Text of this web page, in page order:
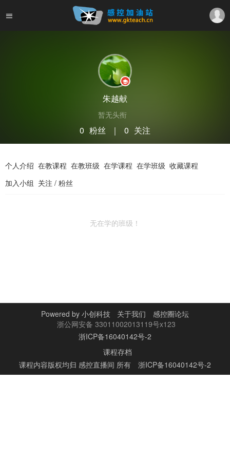
朱越献
暂无头衔
0 粉丝 ｜ 0 关注
个人介绍 在教课程 在教班级 在学课程 在学班级 收藏课程
加入小组 关注 / 粉丝
无在学的班级！
Powered by 小创科技 关于我们
感控圈论坛
浙公网安备 33011002013119号x123
浙ICP备16040142号-2
课程存档
课程内容版权均归 感控直播间 所有 浙ICP备16040142号-2